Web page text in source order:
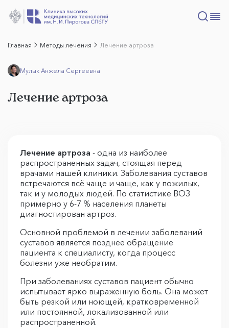
Главная Методы лечения Лечение артроза
Мулык Анжела Сергеевна
Лечение артроза
Лечение артроза - одна из наиболее
распространенных задач, стоящая перед
врачами нашей клиники. Заболевания суставов
встречаются всё чаще и чаще, как у пожилых,
так и у молодых людей. По статистике ВОЗ
примерно у 6-7 % населения планеты
диагностирован артроз.
Основной проблемой в лечении заболеваний
суставов является позднее обращение
пациента к специалисту, когда процесс
болезни уже необратим.
При заболеваниях суставов пациент обычно
испытывает ярко выраженную боль. Она может
быть резкой или ноющей, кратковременной
или постоянной, локализованной или
распространенной.